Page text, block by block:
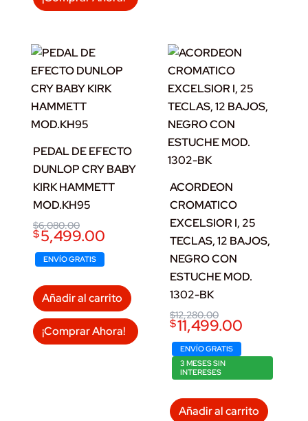
PEDAL DE EFECTO
DUNLOP CRY BABY
KIRK HAMMETT
MOD.KH95
$6,080.00
Original
price
was:
$6,080.00.
$5,499.00
Current
price
$5,499.00.
ENVÍO GRATIS
Añadir al carrito
¡Comprar Ahora!
ACORDEON
CROMATICO
EXCELSIOR I, 25
TECLAS, 12 BAJOS,
NEGRO CON
ESTUCHE MOD.
1302-BK
$12,280.00
Original
price
was:
$12,280.00.
$11,499.00
Current
price
$11,499.00.
ENVÍO GRATIS
3 MESES SIN
INTERESES
Añadir al carrito